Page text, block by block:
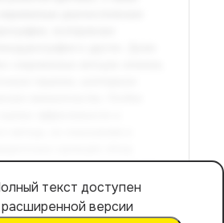
текст доступен
версии